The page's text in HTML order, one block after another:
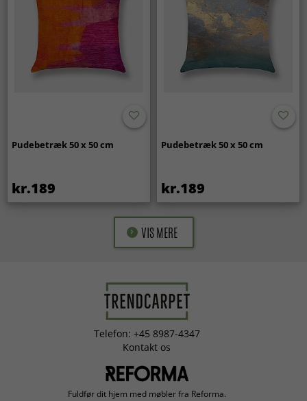
Pudebetræk 50 x 50 cm
kr.189
Pudebetræk 50 x 50 cm
kr.189
VIS MERE
Telefon: +45 8987-4347
Kontakt os
Fuldfør dit hjem med møbler fra Reforma.